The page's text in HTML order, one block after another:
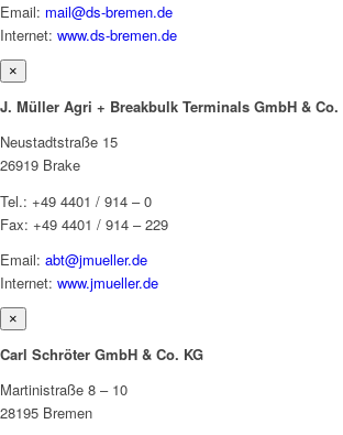
Email: mail@ds-bremen.de
Internet: www.ds-bremen.de
×
J. Müller Agri + Breakbulk Terminals GmbH & Co.
Neustadtstraße 15
26919 Brake
Tel.: +49 4401 / 914 – 0
Fax: +49 4401 / 914 – 229
Email: abt@jmueller.de
Internet: www.jmueller.de
×
Carl Schröter GmbH & Co. KG
Martinistraße 8 – 10
28195 Bremen